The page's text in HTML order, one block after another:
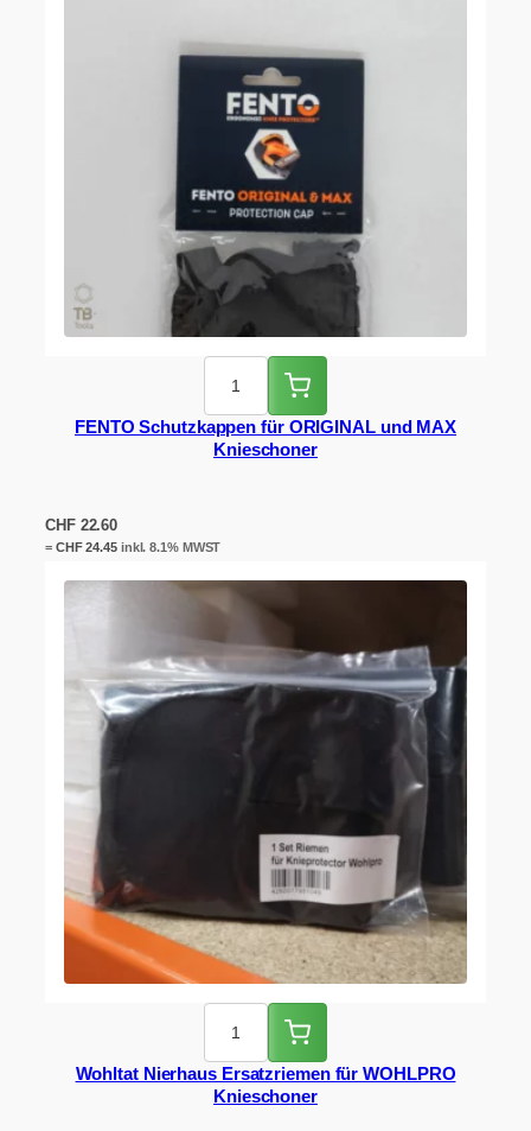
FENTO Schutzkappen für ORIGINAL und MAX
Knieschoner
CHF22.60
= CHF24.45inkl. 8.1% MWST
Wohltat Nierhaus Ersatzriemen für WOHLPRO
Knieschoner